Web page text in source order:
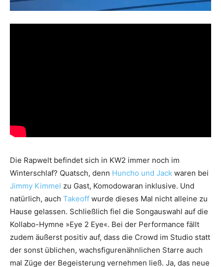
Die Rapwelt befindet sich in KW2 immer noch im
Winterschlaf? Quatsch, denn Huncho und Jack waren bei
Jimmy Kimmel zu Gast, Komodowaran inklusive. Und
natürlich, auch Takeoff wurde dieses Mal nicht alleine zu
Hause gelassen. Schließlich fiel die Songauswahl auf die
Kollabo-Hymne »Eye 2 Eye«. Bei der Performance fällt
zudem äußerst positiv auf, dass die Crowd im Studio statt
der sonst üblichen, wachsfigurenähnlichen Starre auch
mal Züge der Begeisterung vernehmen ließ. Ja, das neue